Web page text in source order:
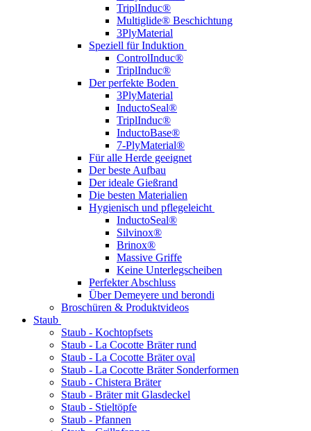
TriplInduc®
Multiglide® Beschichtung
3PlyMaterial
Speziell für Induktion
ControlInduc®
TriplInduc®
Der perfekte Boden
3PlyMaterial
InductoSeal®
TriplInduc®
InductoBase®
7-PlyMaterial®
Für alle Herde geeignet
Der beste Aufbau
Der ideale Gießrand
Die besten Materialien
Hygienisch und pflegeleicht
InductoSeal®
Silvinox®
Brinox®
Massive Griffe
Keine Unterlegscheiben
Perfekter Abschluss
Über Demeyere und berondi
Broschüren & Produktvideos
Staub
Staub - Kochtopfsets
Staub - La Cocotte Bräter rund
Staub - La Cocotte Bräter oval
Staub - La Cocotte Bräter Sonderformen
Staub - Chistera Bräter
Staub - Bräter mit Glasdeckel
Staub - Stieltöpfe
Staub - Pfannen